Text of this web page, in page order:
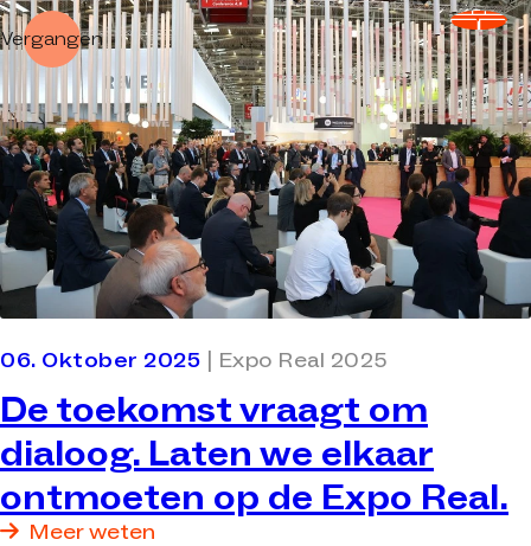
Vergangen
06. Oktober 2025 | Expo Real 2025
De toekomst vraagt om
dialoog. Laten we elkaar
ontmoeten op de Expo Real.
Meer weten